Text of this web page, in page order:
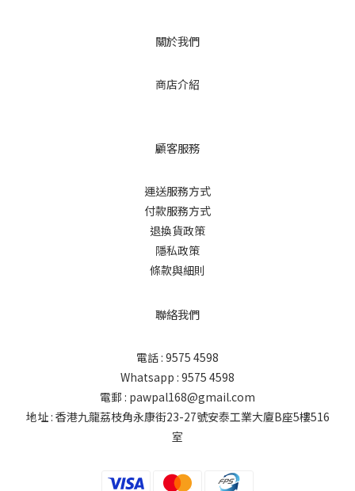
關於我們
商店介紹
顧客服務
運送服務方式
付款服務方式
退換貨政策
隱私政策
條款與細則
聯絡我們
電話 : 9575 4598
Whatsapp : 9575 4598
電郵 : pawpal168@gmail.com
地址 : 香港九龍荔枝角永康街23-27號安泰工業大廈B座5樓516
室